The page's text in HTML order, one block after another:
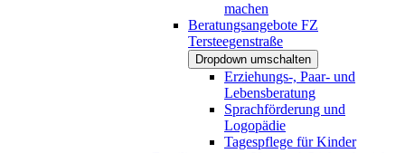
machen
Beratungsangebote FZ
Tersteegenstraße
Dropdown umschalten
Erziehungs-, Paar- und
Lebensberatung
Sprachförderung und
Logopädie
Tagespflege für Kinder